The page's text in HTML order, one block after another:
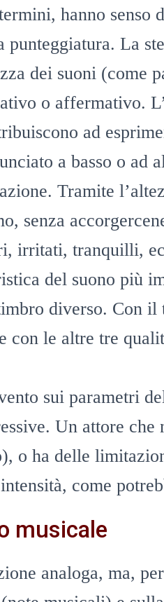
hanno senso
La
dei suoni (come
o affermativo.
ad
a basso o ad
Tramite
senza
irritati, tranquilli,
del suono più
diverso. Con il
con le altre tre
sui parametri
Un attore che
o ha delle
come
musicale
analoga, ma,